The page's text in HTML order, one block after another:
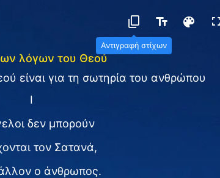
Αντιγραφή στίχων
λόγων του Θεού
είναι για τη σωτηρία του ανθρώπου
I
δεν μπορούν
τον Σατανά,
ο άνθρωπος.